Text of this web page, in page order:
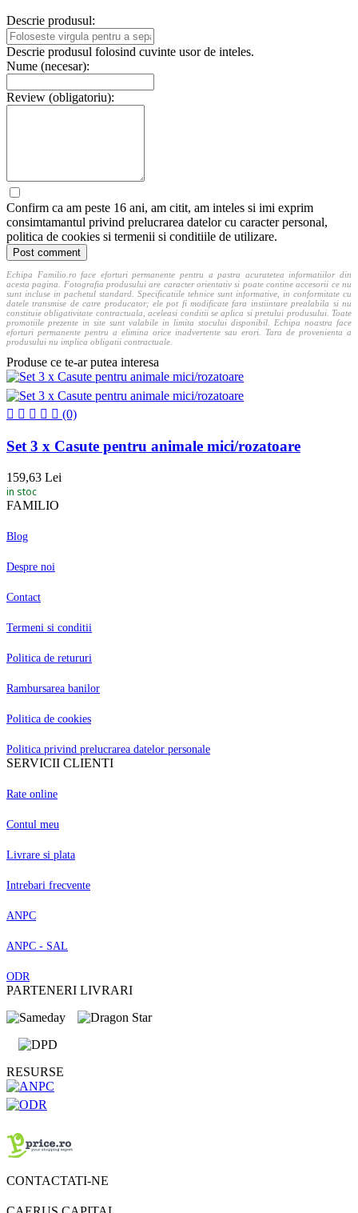
Descrie produsul:
Descrie produsul folosind cuvinte usor de inteles.
Nume (necesar):
Review (obligatoriu):
Confirm ca am peste 16 ani, am citit, am inteles si imi exprim
consimtamantul privind prelucrarea datelor cu caracter personal,
politica de cookies si termenii si conditiile de utilizare.
Echipa Familio.ro face eforturi permanente pentru a pastra acuratetea informatiilor din
acesta pagina. Fotografia produsului are caracter orientativ si poate contine accesorii ce nu
sunt incluse in pachetul standard. Specificatiile tehnice sunt informative, in conformitate cu
datele transmise de catre producator; ele pot fi modificate fara instiintare prealabila si nu
constituie obligativitate contractuala, aceleasi conditii se aplica si pretului produsului. Toate
promotiile prezente in site sunt valabile in limita stocului disponibil. Echipa noastra face
eforturi permanente pentru a elimina orice inadvertente sau erori. Tara de provenienta a
produsului nu implica obligatii contractuale.
Produse ce te-ar putea interesa
(0)
Set 3 x Casute pentru animale mici/rozatoare
159,63 Lei
in stoc
FAMILIO
Blog
Despre noi
Contact
Termeni si conditii
Politica de retururi
Rambursarea banilor
Politica de cookies
Politica privind prelucrarea datelor personale
SERVICII CLIENTI
Rate online
Contul meu
Livrare si plata
Intrebari frecvente
ANPC
ANPC - SAL
ODR
PARTENERI LIVRARI
RESURSE
CONTACTATI-NE